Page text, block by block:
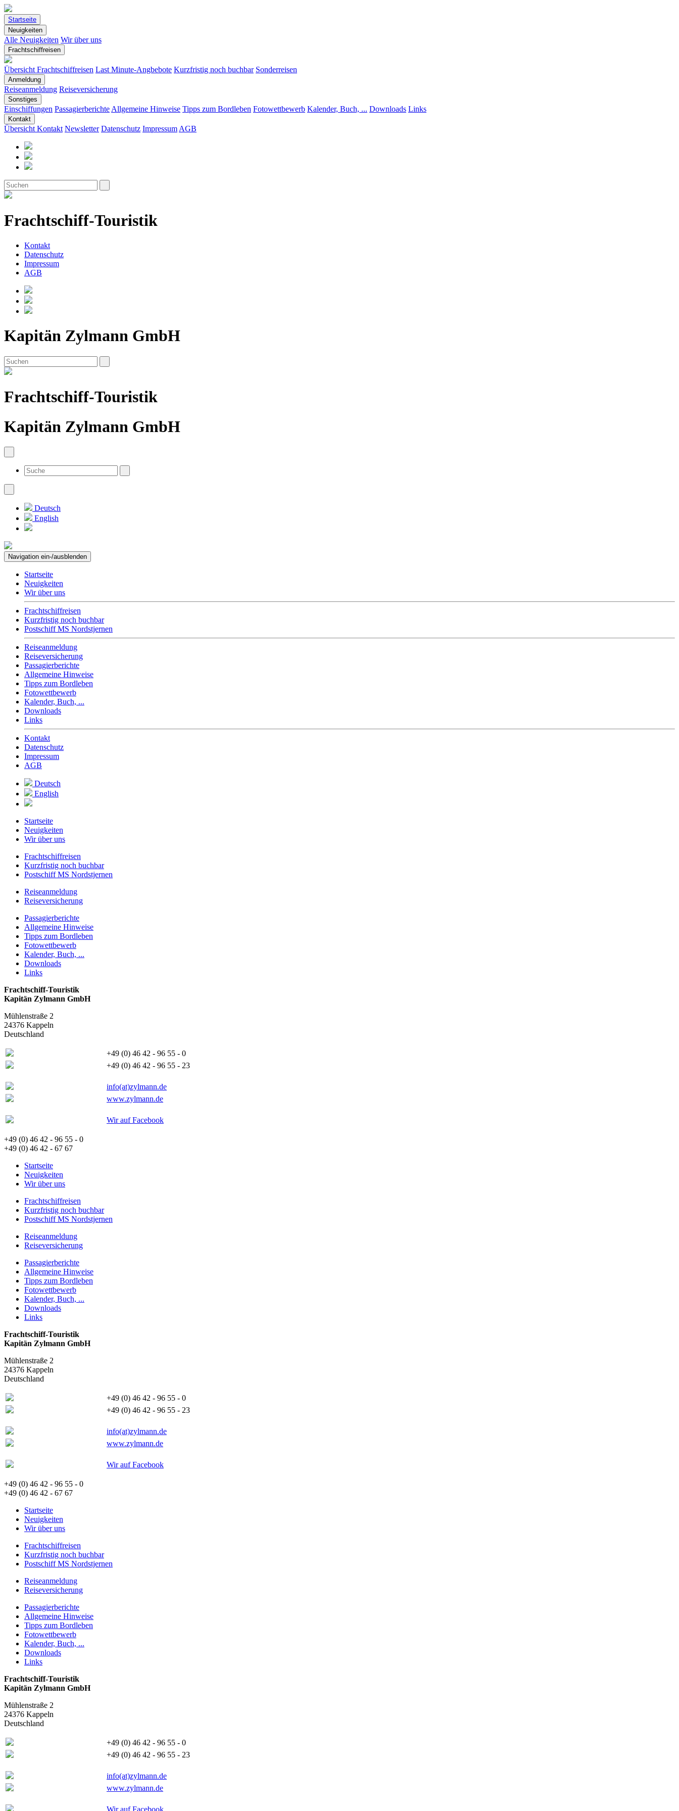
Startseite
Neuigkeiten
Alle Neuigkeiten Wir über uns
Frachtschiffreisen
Übersicht Frachtschiffreisen Last Minute-Angbebote Kurzfristig noch buchbar Sonderreisen
Anmeldung
Reiseanmeldung Reiseversicherung
Sonstiges
Einschiffungen Passagierberichte Allgemeine Hinweise Tipps zum Bordleben Fotowettbewerb Kalender, Buch, ... Downloads Links
Kontakt
Übersicht Kontakt Newsletter Datenschutz Impressum AGB
Frachtschiff-Touristik
Kontakt
Datenschutz
Impressum
AGB
Kapitän Zylmann GmbH
Frachtschiff-Touristik
Kapitän Zylmann GmbH
Deutsch
English
Navigation ein-/ausblenden
Startseite
Neuigkeiten
Wir über uns
Frachtschiffreisen
Kurzfristig noch buchbar
Postschiff MS Nordstjernen
Reiseanmeldung
Reiseversicherung
Passagierberichte
Allgemeine Hinweise
Tipps zum Bordleben
Fotowettbewerb
Kalender, Buch, ...
Downloads
Links
Kontakt
Datenschutz
Impressum
AGB
Deutsch
English
Startseite
Neuigkeiten
Wir über uns
Frachtschiffreisen
Kurzfristig noch buchbar
Postschiff MS Nordstjernen
Reiseanmeldung
Reiseversicherung
Passagierberichte
Allgemeine Hinweise
Tipps zum Bordleben
Fotowettbewerb
Kalender, Buch, ...
Downloads
Links
Frachtschiff-Touristik
Kapitän Zylmann GmbH
Mühlenstraße 2
24376 Kappeln
Deutschland
+49 (0) 46 42 - 96 55 - 0
+49 (0) 46 42 - 96 55 - 23
info(at)zylmann.de
www.zylmann.de
Wir auf Facebook
+49 (0) 46 42 - 96 55 - 0
+49 (0) 46 42 - 67 67
Startseite
Neuigkeiten
Wir über uns
Frachtschiffreisen
Kurzfristig noch buchbar
Postschiff MS Nordstjernen
Reiseanmeldung
Reiseversicherung
Passagierberichte
Allgemeine Hinweise
Tipps zum Bordleben
Fotowettbewerb
Kalender, Buch, ...
Downloads
Links
Frachtschiff-Touristik
Kapitän Zylmann GmbH
Mühlenstraße 2
24376 Kappeln
Deutschland
+49 (0) 46 42 - 96 55 - 0
+49 (0) 46 42 - 96 55 - 23
info(at)zylmann.de
www.zylmann.de
Wir auf Facebook
+49 (0) 46 42 - 96 55 - 0
+49 (0) 46 42 - 67 67
Startseite
Neuigkeiten
Wir über uns
Frachtschiffreisen
Kurzfristig noch buchbar
Postschiff MS Nordstjernen
Reiseanmeldung
Reiseversicherung
Passagierberichte
Allgemeine Hinweise
Tipps zum Bordleben
Fotowettbewerb
Kalender, Buch, ...
Downloads
Links
Frachtschiff-Touristik
Kapitän Zylmann GmbH
Mühlenstraße 2
24376 Kappeln
Deutschland
+49 (0) 46 42 - 96 55 - 0
+49 (0) 46 42 - 96 55 - 23
info(at)zylmann.de
www.zylmann.de
Wir auf Facebook